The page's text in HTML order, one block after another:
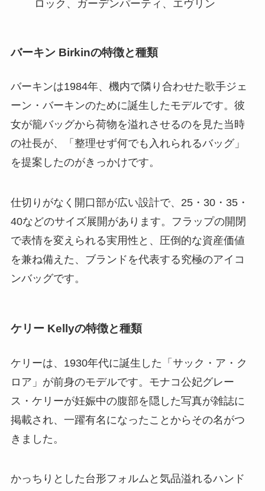
ロック、ガーデンパーティ、エヴリン
バーキン Birkinの特徴と種類
バーキンは1984年、機内で隣り合わせた歌手ジェ
ーン・バーキンのために誕生したモデルです。彼
女が籠バッグから荷物を溢れさせるのを見た当時
の社長が、「整理せず何でも入れられるバッグ」
を提案したのがきっかけです。
仕切りがなく開口部が広い設計で、25・30・35・
40などのサイズ展開があります。フラップの開閉
で表情を変えられる実用性と、圧倒的な資産価値
を兼ね備えた、ブランドを代表する究極のアイコ
ンバッグです。
ケリー Kellyの特徴と種類
ケリーは、1930年代に誕生した「サック・ア・ク
ロア」が前身のモデルです。モナコ公妃グレー
ス・ケリーが妊娠中の腹部を隠した写真が雑誌に
掲載され、一躍有名になったことからその名がつ
きました。
かっちりとした台形フォルムと気品溢れるハンド